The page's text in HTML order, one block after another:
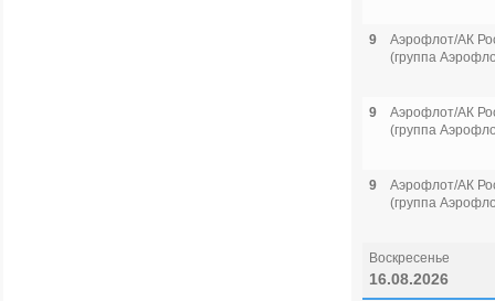
9
Аэрофлот/АК
(группа
9
Аэрофлот/АК
(группа
9
Аэрофлот/АК
(группа
Воскресенье
16.08.2026